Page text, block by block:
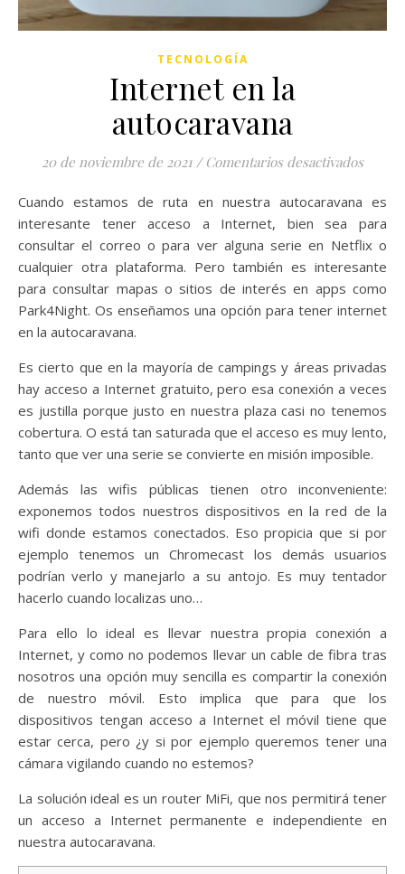
TECNOLOGÍA
Internet en la
autocaravana
20 de noviembre de 2021 / Comentarios desactivadosen
Cuando estamos de ruta en nuestra autocaravana es
interesante tener acceso a Internet, bien sea para
consultar el correo o para ver alguna serie en Netflix o
cualquier otra plataforma. Pero también es interesante
para consultar mapas o sitios de interés en apps como
Park4Night. Os enseñamos una opción para tener internet
en la autocaravana.
Es cierto que en la mayoría de campings y áreas privadas
hay acceso a Internet gratuito, pero esa conexión a veces
es justilla porque justo en nuestra plaza casi no tenemos
cobertura. O está tan saturada que el acceso es muy lento,
tanto que ver una serie se convierte en misión imposible.
Además las wifis públicas tienen otro inconveniente:
exponemos todos nuestros dispositivos en la red de la
wifi donde estamos conectados. Eso propicia que si por
ejemplo tenemos un Chromecast los demás usuarios
podrían verlo y manejarlo a su antojo. Es muy tentador
hacerlo cuando localizas uno…
Para ello lo ideal es llevar nuestra propia conexión a
Internet, y como no podemos llevar un cable de fibra tras
nosotros una opción muy sencilla es compartir la conexión
de nuestro móvil. Esto implica que para que los
dispositivos tengan acceso a Internet el móvil tiene que
estar cerca, pero ¿y si por ejemplo queremos tener una
cámara vigilando cuando no estemos?
La solución ideal es un router MiFi, que nos permitirá tener
un acceso a Internet permanente e independiente en
nuestra autocaravana.